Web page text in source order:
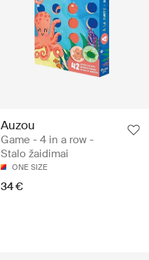
Auzou
Game - 4 in a row -
Stalo žaidimai
ONE SIZE
34 €